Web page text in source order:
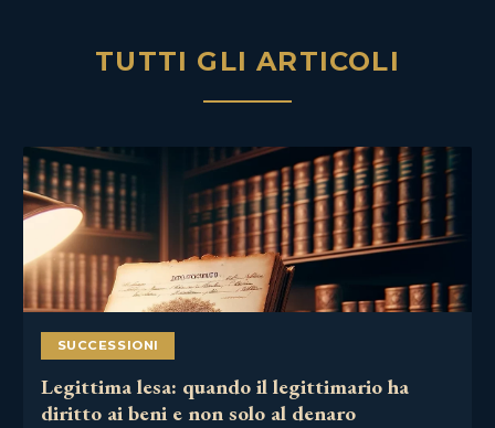
TUTTI GLI ARTICOLI
SUCCESSIONI
Legittima lesa: quando il legittimario ha
diritto ai beni e non solo al denaro